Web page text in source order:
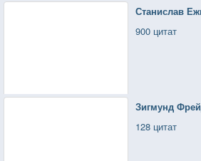
Станислав
900 цитат
Зигмунд
128 цитат